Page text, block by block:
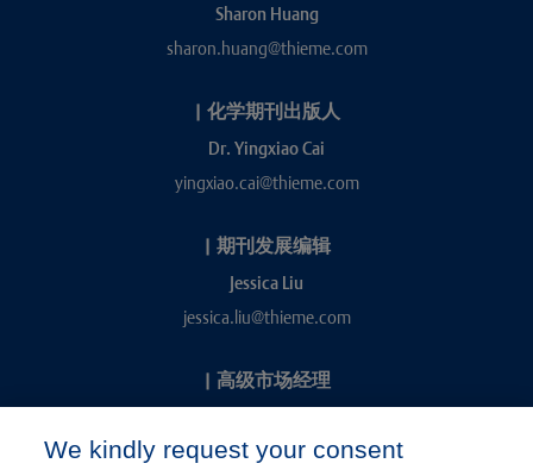
Sharon Huang
sharon.huang@thieme.com
| 化学期刊出版人
Dr. Yingxiao Cai
yingxiao.cai@thieme.com
| 期刊发展编辑
Jessica Liu
jessica.liu@thieme.com
| 高级市场经理
kevin.chang@thieme.com
We kindly request your consent